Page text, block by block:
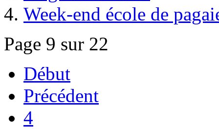
Week-end école de
Page 9 sur 22
Début
Précédent
4